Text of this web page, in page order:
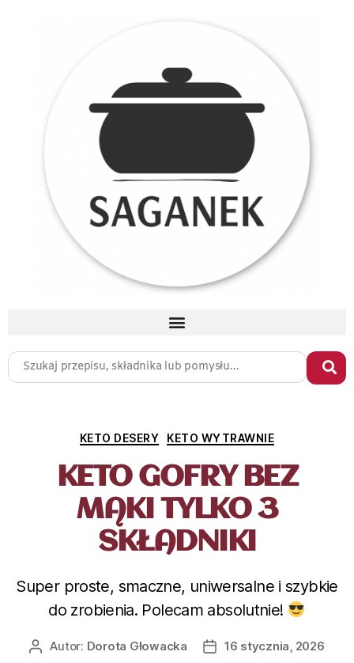
KETO DESERY KETO WYTRAWNIE
KETO GOFRY BEZ
MĄKI TYLKO 3
SKŁADNIKI
Super proste, smaczne, uniwersalne i szybkie
do zrobienia. Polecam absolutnie!
Autor: Dorota Głowacka
16 stycznia, 2026